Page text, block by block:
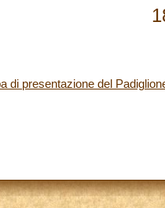
di presentazione del